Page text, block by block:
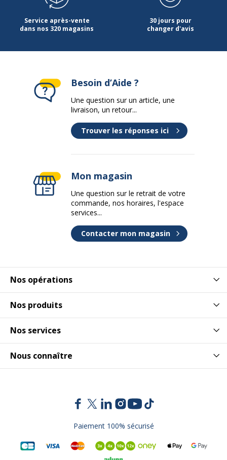
Service après-vente
dans nos 320 magasins
30 jours pour
changer d'avis
Nos opérations
Nos produits
Nos services
Nous connaître
Besoin d’Aide ?
Une question sur un article, une
livraison, un retour...
Trouver les réponses ici
Mon magasin
Une question sur le retrait de votre
commande, nos horaires, l'espace
services...
Contacter mon magasin
Paiement 100% sécurisé